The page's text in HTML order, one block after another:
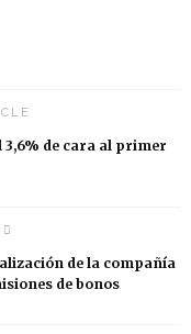
de cara al primer
de la compañía
de bonos